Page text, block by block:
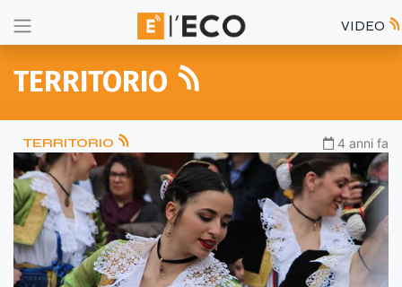
VIDEO
TERRITORIO
TERRITORIO 4 anni fa